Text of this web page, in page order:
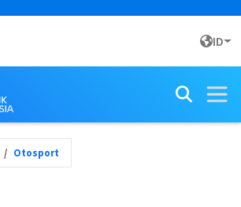
ID
Otosport